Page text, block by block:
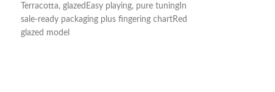
Terracotta, glazedEasy playing, pure tuningIn
sale-ready packaging plus fingering chartRed
glazed model